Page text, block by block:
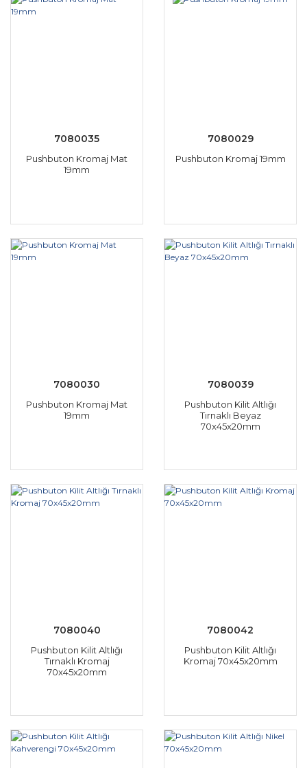
7080035
Pushbuton Kromaj Mat
19mm
7080029
Pushbuton Kromaj 19mm
7080030
Pushbuton Kromaj Mat
19mm
7080039
Pushbuton Kilit Altlığı
Tırnaklı Beyaz
70x45x20mm
7080040
Pushbuton Kilit Altlığı
Tırnaklı Kromaj
70x45x20mm
7080042
Pushbuton Kilit Altlığı
Kromaj 70x45x20mm